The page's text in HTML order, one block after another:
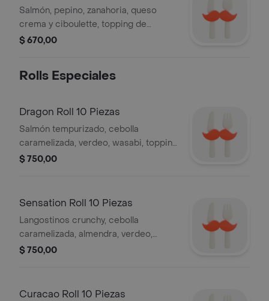
Salmón, pepino, zanahoria, queso
crema y ciboulette, topping de
sésamo.
$ 670,00
Rolls Especiales
Dragon Roll 10 Piezas
Salmón tempurizado, cebolla
caramelizada, verdeo, wasabi, topping
de palta, salseado de spicy mayo y
$ 750,00
Sensation Roll 10 Piezas
Langostinos crunchy, cebolla
caramelizada, almendra, verdeo,
topping de quinoa crocante y chips
$ 750,00
Curacao Roll 10 Piezas